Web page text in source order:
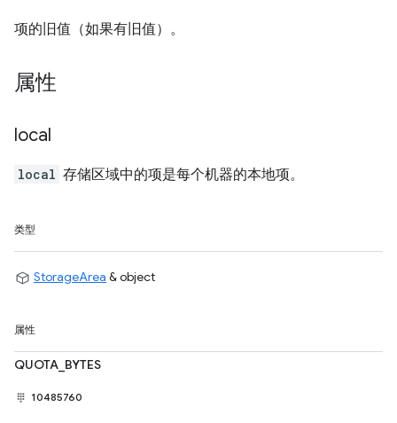
项的旧值（如果有旧值）。
属性
local
local 存储区域中的项是每个机器的本地项。
类型
StorageArea & object
属性
QUOTA_BYTES
10485760